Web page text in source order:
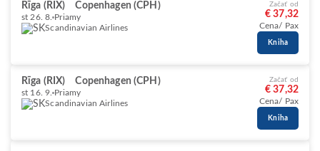
Rīga (RIX) Copenhagen (CPH)
st 26. 8. Priamy
Scandinavian Airlines
Začať od
€ 37,32
Cena/ Pax
Kniha
Rīga (RIX) Copenhagen (CPH)
st 16. 9. Priamy
Scandinavian Airlines
Začať od
€ 37,32
Cena/ Pax
Kniha